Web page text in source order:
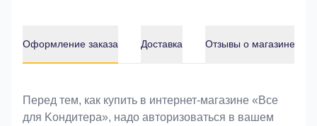
Оформление заказа Доставка Отзывы о магазине
Оформление заказа
Перед тем, как купить в интернет-магазине «Bce
для Koндитeрa», надо авторизоваться в вашем